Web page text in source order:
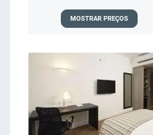
MOSTRAR PREÇOS